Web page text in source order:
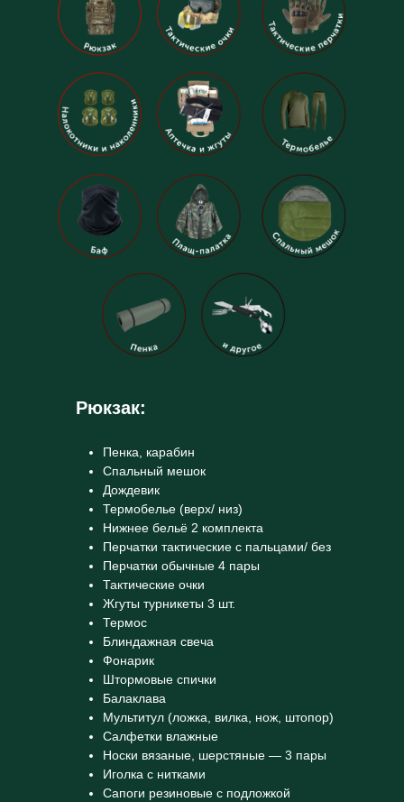
Пенка, карабин
Спальный мешок
Дождевик
Термобелье (верх/ низ)
Нижнее бельё 2 комплекта
Перчатки тактические с пальцами/ без
Перчатки обычные 4 пары
Тактические очки
Жгуты турникеты 3 шт.
Термос
Блиндажная свеча
Фонарик
Штормовые спички
Балаклава
Мультитул (ложка, вилка, нож, штопор)
Салфетки влажные
Носки вязаные, шерстяные — 3 пары
Иголка с нитками
Сапоги резиновые с подложкой
Рюкзак: